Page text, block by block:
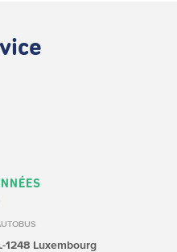
1248 Luxembourg